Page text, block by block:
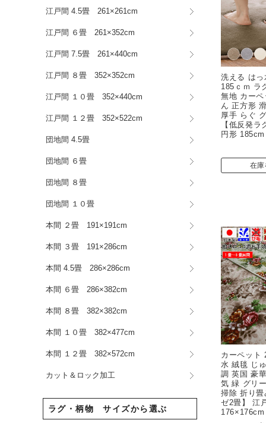
洗える は
185ｃｍ ラ
無地 カー
ん 正方形
厚手 らぐ
【低反発
円形 185cm
在庫
カーペット
水 絨毯 じ
調 英国 豪
気 緑 グリ
掃除 折り
ゼ2畳】 江
江戸間 4.5畳 261×261cm
江戸間 ６畳 261×352cm
江戸間 7.5畳 261×440cm
江戸間 ８畳 352×352cm
江戸間 １０畳 352×440cm
江戸間 １２畳 352×522cm
団地間 4.5畳
団地間 ６畳
団地間 ８畳
団地間 １０畳
本間 ２畳 191×191cm
本間 ３畳 191×286cm
本間 4.5畳 286×286cm
本間 ６畳 286×382cm
本間 ８畳 382×382cm
本間 １０畳 382×477cm
本間 １２畳 382×572cm
カット＆ロック加工
ラグ・柄物 サイズから選ぶ